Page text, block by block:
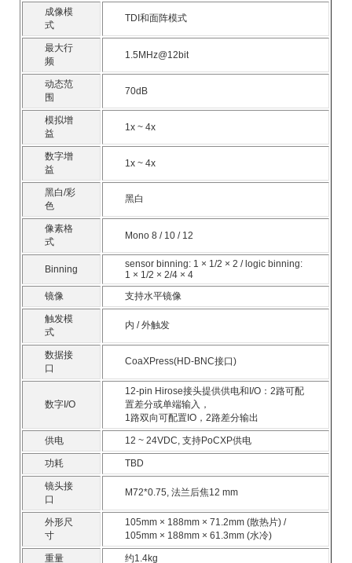
成像模
式
TDI和面阵模式
最大行
频
1.5MHz@12bit
动态范
围
70dB
模拟增
益
1x ~ 4x
数字增
益
1x ~ 4x
黑白/彩
色
黑白
像素格
式
Mono 8 / 10 / 12
Binning
sensor binning: 1 × 1/2 × 2 / logic binning:
1 × 1/2 × 2/4 × 4
镜像
支持水平镜像
触发模
式
内 / 外触发
数据接
口
CoaXPress(HD-BNC接口)
数字I/O
12-pin Hirose接头提供供电和I/O：2路可配
置差分或单端输入，
1路双向可配置IO，2路差分输出
供电 12 ~ 24VDC, 支持PoCXP供电
功耗 TBD
镜头接
口
M72*0.75, 法兰后焦12 mm
外形尺
寸
105mm × 188mm × 71.2mm (散热片) /
105mm × 188mm × 61.3mm (水冷)
重量 约1.4kg